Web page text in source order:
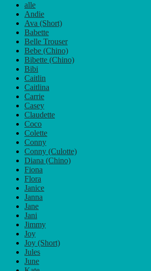
alle
Andie
Ava (Short)
Babette
Belle Trouser
Bebe (Chino)
Bibette (Chino)
Bibi
Caitlin
Caitlina
Carrie
Casey
Claudette
Coco
Colette
Conny
Conny (Culotte)
Diana (Chino)
Fiona
Flora
Janice
Janna
Jane
Jani
Jimmy
Joy
Joy (Short)
Jules
June